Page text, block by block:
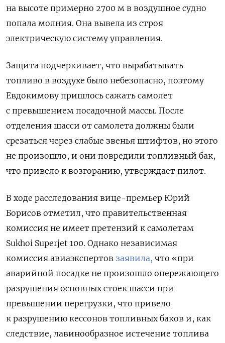
на высоте примерно 2700 м в воздушное судно
попала молния. Она вывела из строя
электрическую систему управления.
Защита подчеркивает, что вырабатывать
топливо в воздухе было небезопасно, поэтому
Евдокимову пришлось сажать самолет
с превышением посадочной массы. После
отделения шасси от самолета должны были
срезаться через слабые звенья штифтов, но этого
не произошло, и они повредили топливный бак,
что привело к возгоранию, утверждает пилот.
В ходе расследования вице-премьер Юрий
Борисов отметил, что правительственная
комиссия не имеет претензий к самолетам
Sukhoi Superjet 100. Однако независимая
комиссия авиаэкспертов заявила, что «при
аварийной посадке не произошло опережающего
разрушения основных стоек шасси при
превышении перегрузки, что привело
к разрушению кессонов топливных баков и, как
следствие, лавинообразное истечение топлива